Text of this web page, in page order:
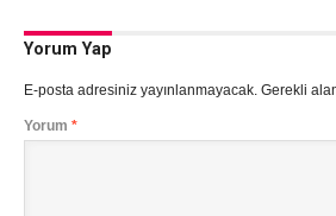
Yorum Yap
E-posta adresiniz yayınlanmayacak. Gerekli
Yorum *